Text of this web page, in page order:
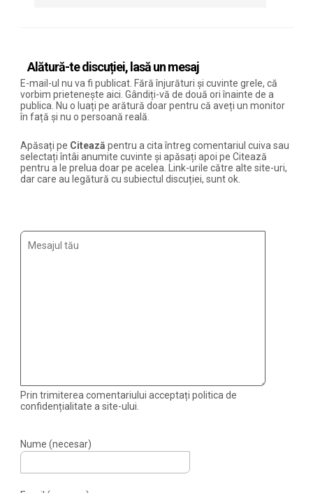
Alătură-te discuției, lasă un mesaj
E-mail-ul nu va fi publicat. Fără înjurături și cuvinte grele, că
vorbim prietenește aici. Gândiți-vă de două ori înainte de a
publica. Nu o luați pe arătură doar pentru că aveți un monitor
în față și nu o persoană reală.
Apăsați pe Citează pentru a cita întreg comentariul cuiva sau
selectați întâi anumite cuvinte și apăsați apoi pe Citează
pentru a le prelua doar pe acelea. Link-urile către alte site-uri,
dar care au legătură cu subiectul discuției, sunt ok.
Prin trimiterea comentariului acceptați politica de
confidențialitate a site-ului.
Nume (necesar)